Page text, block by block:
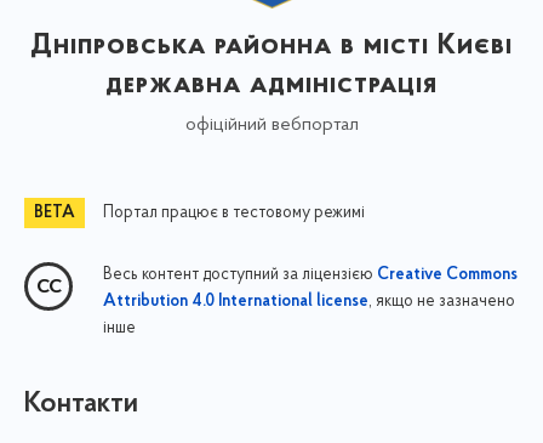
Дніпровська районна в місті Києві
державна адміністрація
офіційний вебпортал
Портал працює в тестовому режимі
Весь контент доступний за ліцензією Creative Commons
Attribution 4.0 International license, якщо не зазначено
інше
Контакти